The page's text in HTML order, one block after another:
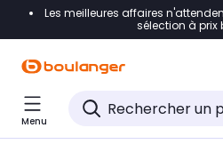
Accéder directement à la
Accéder directement au pied
Accéder directement au
Les meilleures affaires
sélection à prix
Menu